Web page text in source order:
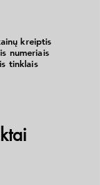
kreiptis
numeriais
tinklais